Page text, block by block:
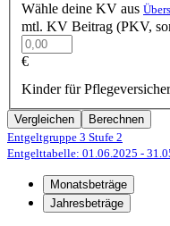
Wähle deine KV aus
mtl. KV Beitrag (PKV,
€
Kinder für
Vergleichen
Berechnen
Entgeltgruppe 3 Stufe 2
Entgelttabelle: 01.06.2025 -
Monatsbeträge
Jahresbeträge